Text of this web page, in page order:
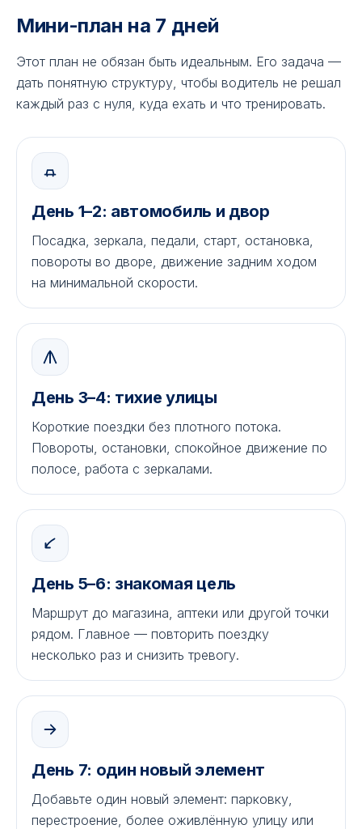
Мини-план на 7 дней
Этот план не обязан быть идеальным. Его задача —
дать понятную структуру, чтобы водитель не решал
каждый раз с нуля, куда ехать и что тренировать.
День 1–2: автомобиль и двор
Посадка, зеркала, педали, старт, остановка,
повороты во дворе, движение задним ходом
на минимальной скорости.
День 3–4: тихие улицы
Короткие поездки без плотного потока.
Повороты, остановки, спокойное движение по
полосе, работа с зеркалами.
День 5–6: знакомая цель
Маршрут до магазина, аптеки или другой точки
рядом. Главное — повторить поездку
несколько раз и снизить тревогу.
День 7: один новый элемент
Добавьте один новый элемент: парковку,
перестроение, более оживлённую улицу или